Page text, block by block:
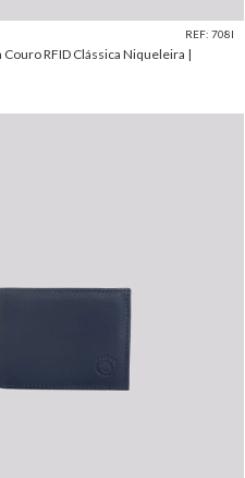
REF: 708I
RFID Clássica Niqueleira |